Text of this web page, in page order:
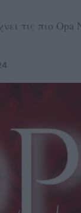
τις πιο Opa